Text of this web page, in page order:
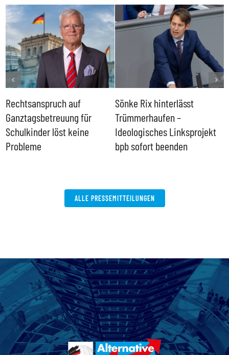
Rechtsanspruch auf
Ganztagsbetreuung für
Schulkinder löst keine
Probleme
Sönke Rix hinterlässt
Trümmerhaufen –
Ideologisches Linksprojekt
bpb sofort beenden
ALLE PRESSEMITTEILUNGEN